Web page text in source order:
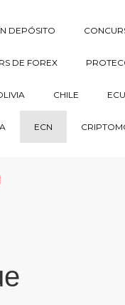
DEPÓSITO
DE FOREX
CHILE
ECN